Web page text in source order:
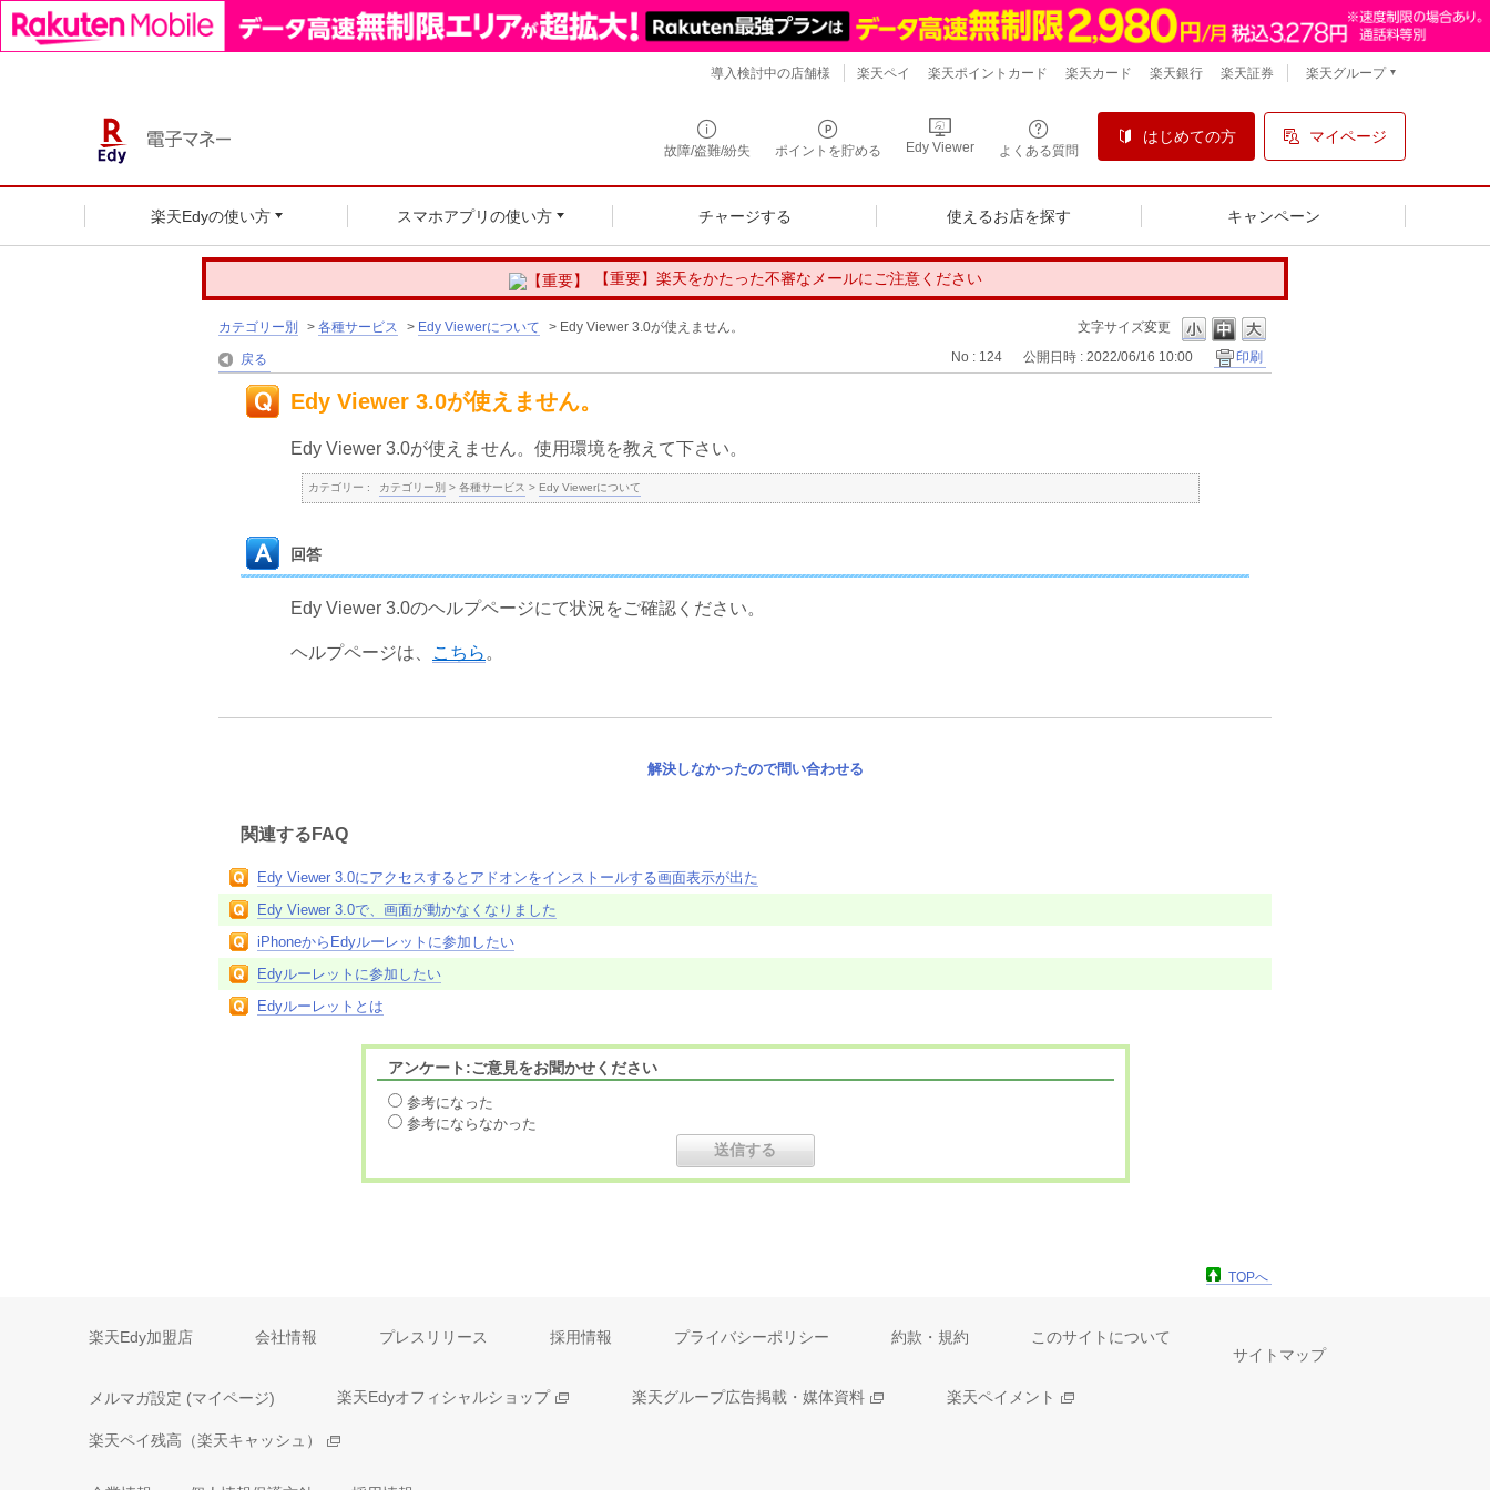
故障/盗難/紛失 ポイントを貯める Edy Viewer よくある質問
はじめての方 マイページ
楽天Edyの使い方 スマホアプリの使い方 チャージする 使えるお店を探す キャンペーン
導入検討中の店舗様 楽天ペイ 楽天ポイントカード 楽天カード 楽天銀行 楽天証券 楽天グループ
【重要】楽天をかたった不審なメールにご注意ください
文字サイズ変更
カテゴリー別 > 各種サービス > Edy Viewerについて > Edy Viewer 3.0が使えません。
戻る No : 124 公開日時 : 2022/06/16 10:00 印刷
Edy Viewer 3.0が使えません。
Edy Viewer 3.0が使えません。使用環境を教えて下さい。
カテゴリー : カテゴリー別 > 各種サービス > Edy Viewerについて
回答
Edy Viewer 3.0のヘルプページにて状況をご確認ください。
ヘルプページは、 こちら 。
解決しなかったので問い合わせる
関連するFAQ
Edy Viewer 3.0にアクセスするとアドオンをインストールする画面表示が出た
Edy Viewer 3.0で、画面が動かなくなりました
iPhoneからEdyルーレットに参加したい
Edyルーレットに参加したい
Edyルーレットとは
アンケート:ご意見をお聞かせください
参考になった
参考にならなかった
TOPへ
楽天Edy加盟店 会社情報 プレスリリース 採用情報 プライバシーポリシー 約款・規約
このサイトについて
サイトマップ
メルマガ設定 (マイページ) 楽天Edyオフィシャルショップ 楽天グループ広告掲載・媒体資料 楽天ペイメント
楽天ペイ残高（楽天キャッシュ）